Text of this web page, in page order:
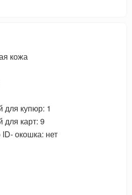
кожа
для купюр: 1
для карт: 9
окошка: нет